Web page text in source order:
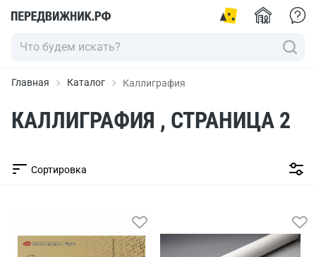
Главная Каталог Каллиграфия
КАЛЛИГРАФИЯ , СТРАНИЦА 2
Сортировка